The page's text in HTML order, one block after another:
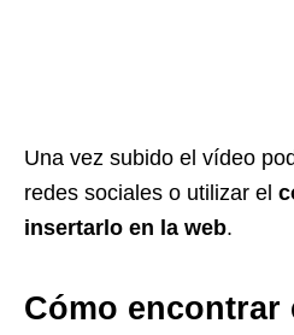
Una vez subido el vídeo
redes sociales o utilizar el
insertarlo en la web.
Cómo encontrar